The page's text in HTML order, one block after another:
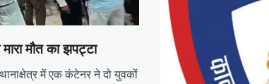
मौत का झपट्टा
में एक कंटेनर ने दो युवकों